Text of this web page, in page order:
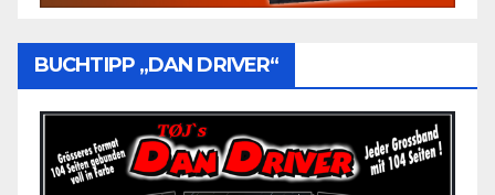
BUCHTIPP „DAN DRIVER“